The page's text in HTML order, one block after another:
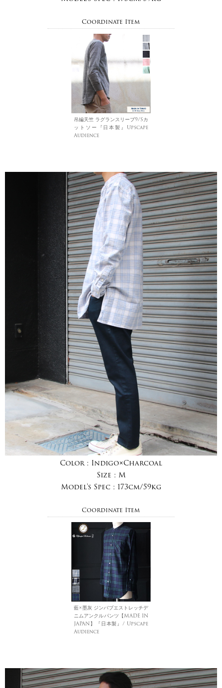
Coordinate Item
吊編天竺 ラグランスリーブ9/Sカ
ットソー『日本製』Upscape
Audience
Color : Indigo×Charcoal
Size : M
Model's Spec : 173cm/59kg
Coordinate Item
藍×墨灰 ジンバブエストレッチデ
ニムアンクルパンツ【MADE IN
JAPAN】『日本製』/ Upscape
Audience